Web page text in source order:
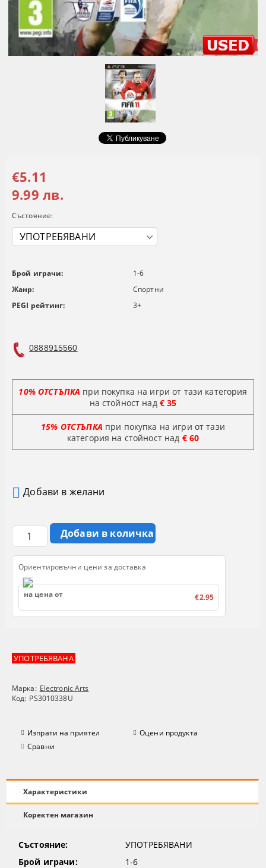
УПОТРЕБЯВАНА
Марка: Electronic Arts
Код: PS3010338U
Изпрати на приятел
Оцени продукта
Сравни
€5.11
9.99 лв.
Състояние:
Брой играчи:
1-6
Жанр:
Спортни
PEGI рейтинг:
3+
0888915560
10% ОТСТЪПКА при покупка на игри от тази категория
на стойност над € 35
15% ОТСТЪПКА при покупка на игри от тази
категория на стойност над € 60
Добави в желани
Ориентировъчни цени за доставка
на цена от €2.95
Характеристики
Коректен магазин
Състояние:
УПОТРЕБЯВАНИ
Брой играчи:
1-6